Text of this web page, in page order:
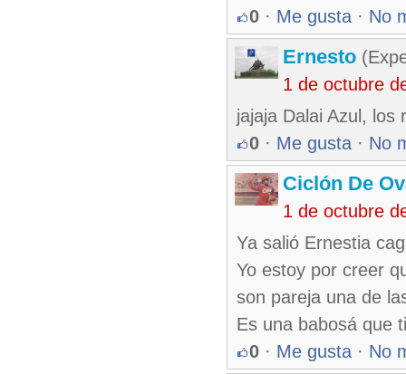
0 · Me gusta · No
Ernesto
1 de octubre
jajaja Dalai Azul, los
0 · Me gusta · No
Ciclón De
1 de octubre
Ya salió Ernestia
Yo estoy por creer
son pareja una de
Es una babosá que
0 · Me gusta · No